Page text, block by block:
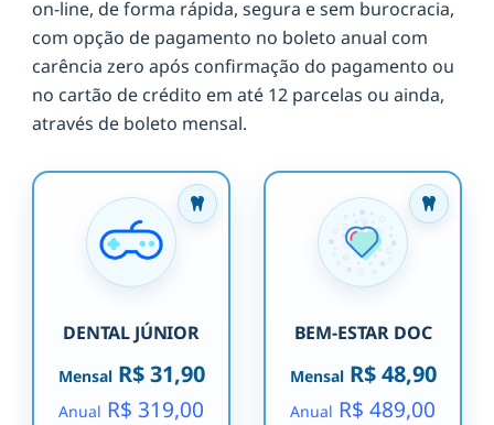
on-line, de forma rápida, segura e sem burocracia,
com opção de pagamento no boleto anual com
carência zero após confirmação do pagamento ou
no cartão de crédito em até 12 parcelas ou ainda,
através de boleto mensal.
DENTAL JÚNIOR
MensalR$ 31,90
Anual R$ 319,00
BEM-ESTAR DOC
MensalR$ 48,90
Anual R$ 489,00